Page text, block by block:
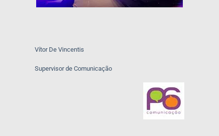
Vítor De Vincentis
Supervisor de Comunicação